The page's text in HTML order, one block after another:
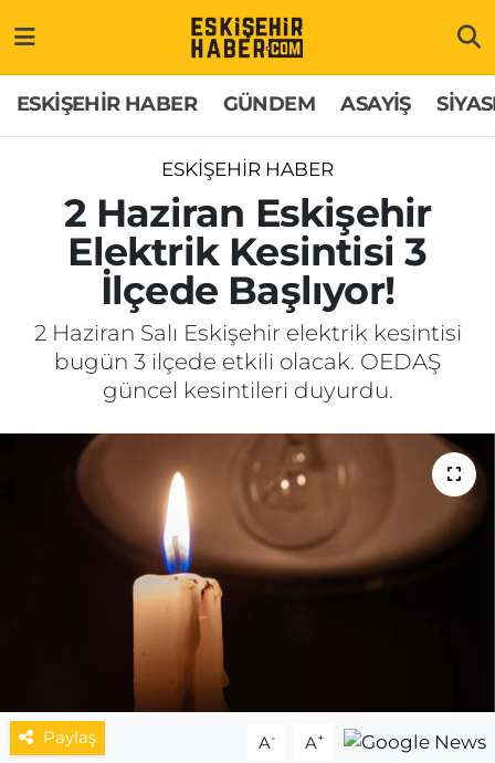
ESKİŞEHİR HABER GÜNDEM ASAYİŞ
ESKİŞEHİR HABER
2 Haziran Eskişehir
Elektrik Kesintisi 3
İlçede Başlıyor!
2 Haziran Salı Eskişehir elektrik kesintisi
bugün 3 ilçede etkili olacak. OEDAŞ
güncel kesintileri duyurdu.
Paylaş A- A+
GÜNDEM
ASAYİŞ
SİYASET
EKONOMİ
SAĞLIK
MAGAZİN
ESKİŞEHİRSPOR
Hakkımızda
İletişim
Künye
Odunpazarı Trafik Yoğunluk Haritası
Süper Lig Puan Durumu ve Fikstür
Tüm Manşetler
Son Dakika Haberleri
Haber Arşivi